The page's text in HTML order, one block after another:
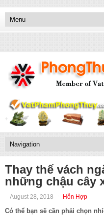
Thay thế vách
những chậu cây
August 28, 2018 Hỗn Hợp
Có thể bạn sẽ cần phải chọn